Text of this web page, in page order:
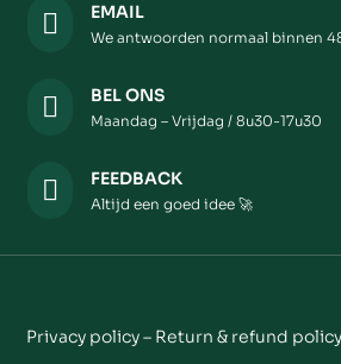
 EMAIL
We antwoorden normaal binnen
 BEL ONS
Maandag – Vrijdag / 8u30-17u30
 FEEDBACK
Altijd een goed idee 🚀
Privacy policy – Return & refund